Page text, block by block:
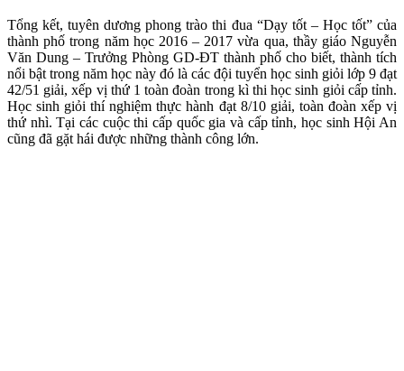
Tổng kết, tuyên dương phong trào thi đua “Dạy tốt – Học tốt” của
thành phố trong năm học 2016 – 2017 vừa qua, thầy giáo Nguyễn
Văn Dung – Trưởng Phòng GD-ĐT thành phố cho biết, thành tích
nổi bật trong năm học này đó là các đội tuyển học sinh giỏi lớp 9 đạt
42/51 giải, xếp vị thứ 1 toàn đoàn trong kì thi học sinh giỏi cấp tỉnh.
Học sinh giỏi thí nghiệm thực hành đạt 8/10 giải, toàn đoàn xếp vị
thứ nhì. Tại các cuộc thi cấp quốc gia và cấp tỉnh, học sinh Hội An
cũng đã gặt hái được những thành công lớn.